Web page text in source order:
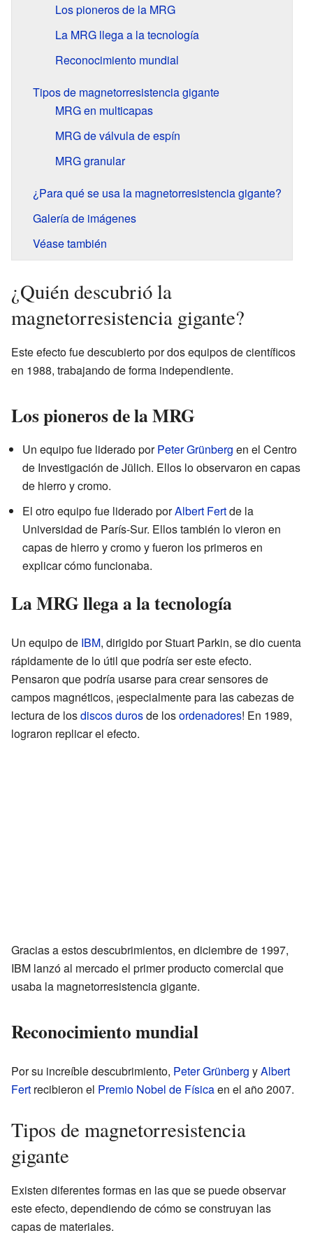
Los pioneros de la MRG
La MRG llega a la tecnología
Reconocimiento mundial
Tipos de magnetorresistencia gigante
MRG en multicapas
MRG de válvula de espín
MRG granular
¿Para qué se usa la magnetorresistencia gigante?
Galería de imágenes
Véase también
¿Quién descubrió la
magnetorresistencia gigante?
Este efecto fue descubierto por dos equipos de científicos
en 1988, trabajando de forma independiente.
Los pioneros de la MRG
Un equipo fue liderado porPeter Grünberg en el Centro
de Investigación de Jülich. Ellos lo observaron en capas
de hierro y cromo.
El otro equipo fue liderado porAlbert Fertde la
Universidad de París-Sur. Ellos también lo vieron en
capas de hierro y cromo y fueron los primeros en
explicar cómo funcionaba.
La MRG llega a la tecnología
Un equipo de IBM, dirigido por Stuart Parkin, se dio cuenta
rápidamente de lo útil que podría ser este efecto.
Pensaron que podría usarse para crear sensores de
campos magnéticos, ¡especialmente para las cabezas de
lectura de losdiscos durosde losordenadores! En 1989,
lograron replicar el efecto.
Gracias a estos descubrimientos, en diciembre de 1997,
IBM lanzó al mercado el primer producto comercial que
usaba la magnetorresistencia gigante.
Reconocimiento mundial
Por su increíble descubrimiento, Peter Grünberg yAlbert
Fert recibieron el Premio Nobel de Físicaen el año 2007.
Tipos de magnetorresistencia
gigante
Existen diferentes formas en las que se puede observar
este efecto, dependiendo de cómo se construyan las
capas de materiales.